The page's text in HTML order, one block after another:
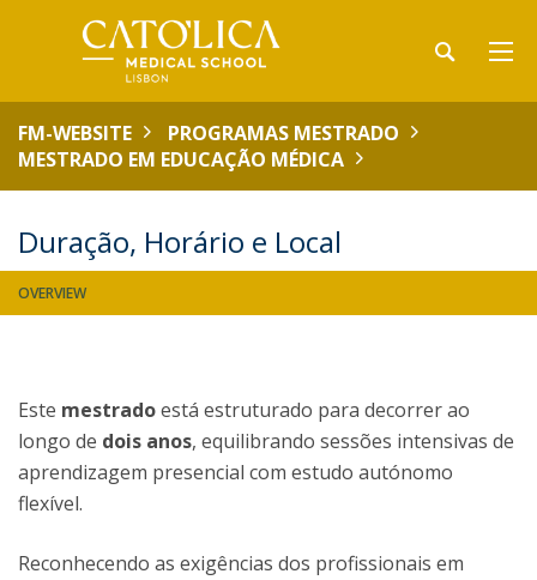
FM-WEBSITE
PROGRAMAS MESTRADO
MESTRADO EM EDUCAÇÃO MÉDICA
Duração, Horário e Local
OVERVIEW
Este mestradoestá estruturado para decorrer ao
longo de dois anos, equilibrando sessões intensivas de
aprendizagem presencial com estudo autónomo
flexível.
Reconhecendo as exigências dos profissionais em